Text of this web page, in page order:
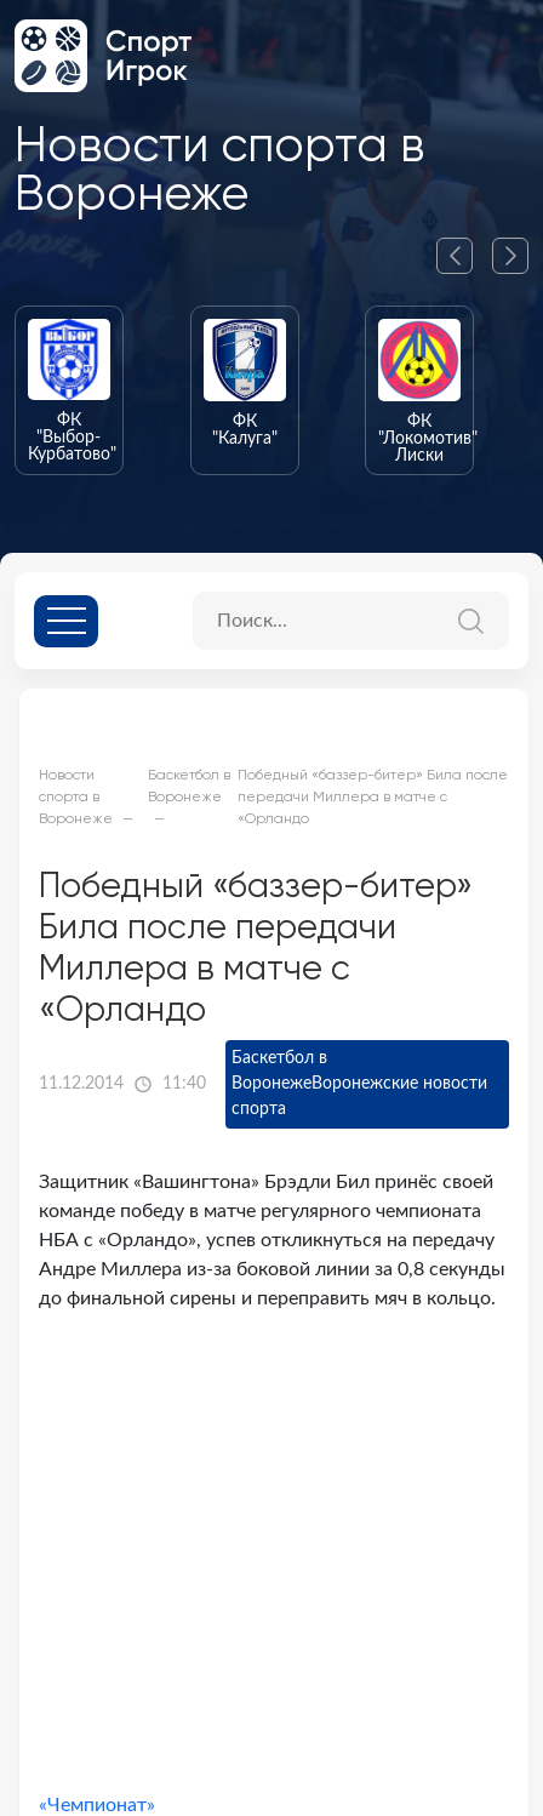
Новости спорта в
Воронеже
Новости
спорта в
Воронеже
Баскетбол в
Воронеже
Победный «баззер-битер» Била после
передачи Миллера в матче с
«Орландо
Победный «баззер-битер»
Била после передачи
Миллера в матче с
«Орландо
11.12.2014 11:40
Баскетбол в
ВоронежеВоронежские новости
спорта
Защитник «Вашингтона» Брэдли Бил принёс своей
команде победу в матче регулярного чемпионата
НБА с «Орландо», успев откликнуться на передачу
Андре Миллера из-за боковой линии за 0,8 секунды
до финальной сирены и переправить мяч в кольцо.
«Чемпионат»